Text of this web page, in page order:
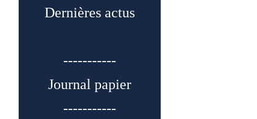
Dernières actus
-----------
Journal papier
-----------